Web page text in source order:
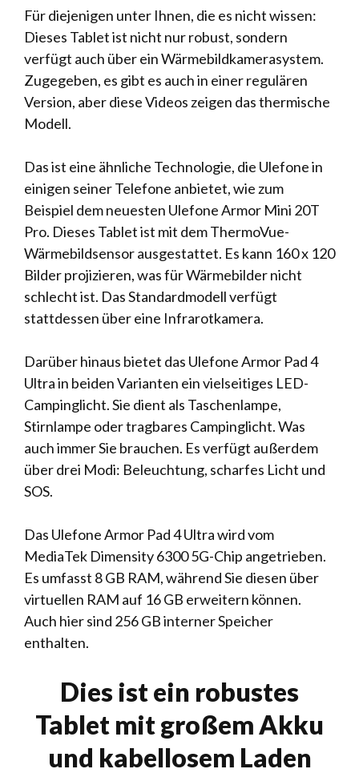
Für diejenigen unter Ihnen, die es nicht wissen:
Dieses Tablet ist nicht nur robust, sondern
verfügt auch über ein Wärmebildkamerasystem.
Zugegeben, es gibt es auch in einer regulären
Version, aber diese Videos zeigen das thermische
Modell.
Das ist eine ähnliche Technologie, die Ulefone in
einigen seiner Telefone anbietet, wie zum
Beispiel dem neuesten Ulefone Armor Mini 20T
Pro. Dieses Tablet ist mit dem ThermoVue-
Wärmebildsensor ausgestattet. Es kann 160 x 120
Bilder projizieren, was für Wärmebilder nicht
schlecht ist. Das Standardmodell verfügt
stattdessen über eine Infrarotkamera.
Darüber hinaus bietet das Ulefone Armor Pad 4
Ultra in beiden Varianten ein vielseitiges LED-
Campinglicht. Sie dient als Taschenlampe,
Stirnlampe oder tragbares Campinglicht. Was
auch immer Sie brauchen. Es verfügt außerdem
über drei Modi: Beleuchtung, scharfes Licht und
SOS.
Das Ulefone Armor Pad 4 Ultra wird vom
MediaTek Dimensity 6300 5G-Chip angetrieben.
Es umfasst 8 GB RAM, während Sie diesen über
virtuellen RAM auf 16 GB erweitern können.
Auch hier sind 256 GB interner Speicher
enthalten.
Dies ist ein robustes
Tablet mit großem Akku
und kabellosem Laden